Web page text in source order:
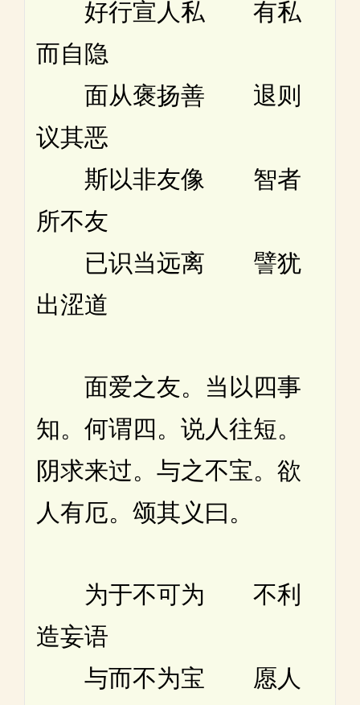
好行宣人私 有私
而自隐
面从褒扬善 退则
议其恶
斯以非友像 智者
所不友
已识当远离 譬犹
出涩道
面爱之友。当以四事
知。何谓四。说人往短。
阴求来过。与之不宝。欲
人有厄。颂其义曰。
为于不可为 不利
造妄语
与而不为宝 愿人